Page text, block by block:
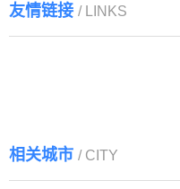
友情链接 / LINKS
相关城市 / CITY